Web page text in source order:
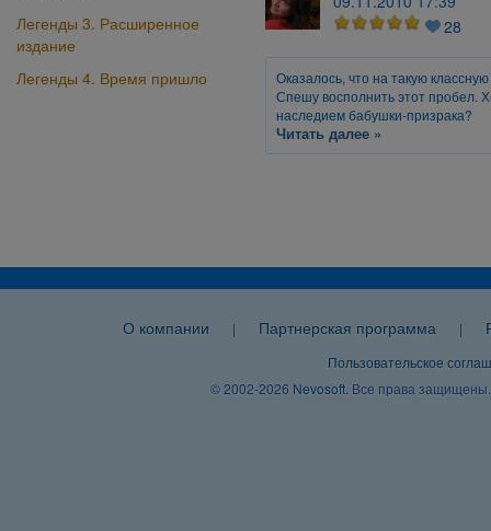
Легенды 3. Расширенное
издание
Легенды 4. Время пришло
28
Оказалось, что на такую
Спешу восполнить этот пробел.
наследием бабушки-призрака?
Читать далее »
О компании | Партнерская программа |
Пользовательское
© 2002-2026 Nevosoft . Все права защищены